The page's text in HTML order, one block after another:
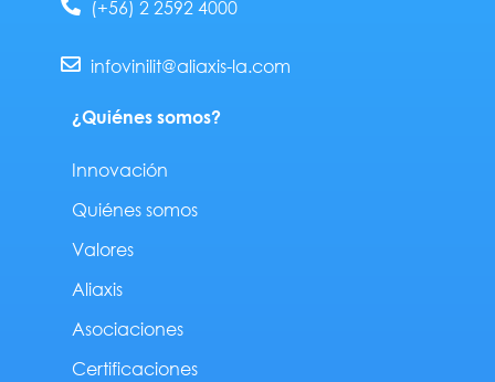
d
-
i
b
g
m
o
-
f
(+56) 2 2592 4000
infovinilit@aliaxis-la.com
¿Quiénes somos?
Innovación
Quiénes somos
Valores
Aliaxis
Asociaciones
Certificaciones